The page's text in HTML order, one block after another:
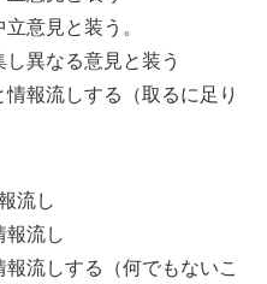
意見と装う。
異なる意見と装う
報流しする（取るに足り
流し
報流し
流しする（何でもないこ